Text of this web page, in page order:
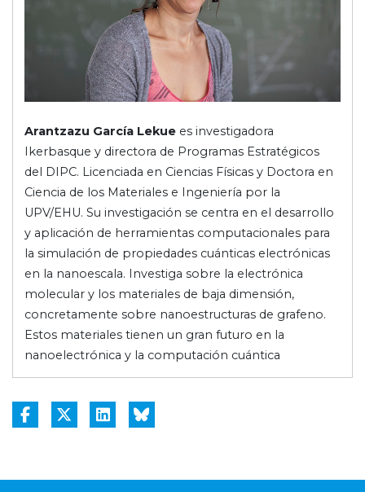
Arantzazu García Lekue es investigadora
Ikerbasque y directora de Programas Estratégicos
del DIPC. Licenciada en Ciencias Físicas y Doctora en
Ciencia de los Materiales e Ingeniería por la
UPV/EHU. Su investigación se centra en el desarrollo
y aplicación de herramientas computacionales para
la simulación de propiedades cuánticas electrónicas
en la nanoescala. Investiga sobre la electrónica
molecular y los materiales de baja dimensión,
concretamente sobre nanoestructuras de grafeno.
Estos materiales tienen un gran futuro en la
nanoelectrónica y la computación cuántica